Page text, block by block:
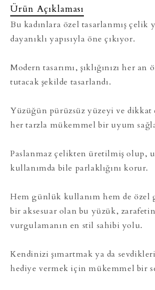
Ürün Açıklaması
Bu kadınlara özel tasarlanmış çelik
dayanıklı yapısıyla öne çıkıyor.
Modern tasarımı, şıklığınızı her an
tutacak şekilde tasarlandı.
Yüzüğün pürüzsüz yüzeyi ve dikkat
her tarzla mükemmel bir uyum
Paslanmaz çelikten üretilmiş olup,
kullanımda bile parlaklığını korur.
Hem günlük kullanım hem de özel
bir aksesuar olan bu yüzük,
vurgulamanın en stil sahibi yolu.
Kendinizi şımartmak ya da
hediye vermek için mükemmel bir